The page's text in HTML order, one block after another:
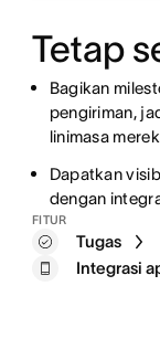
Tetap
Bagikan
pengiriman,
linimasa
Dapatkan
dengan
FITUR
Tugas
Integrasi